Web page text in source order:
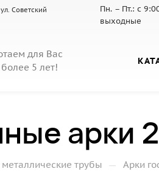
Советский
Пн. – Пт.: с
выходные
для Вас
5 лет!
арки
трубы — Арки